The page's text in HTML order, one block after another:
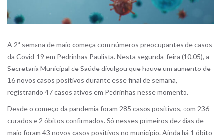
A2ª semana de maio começa com números preocupantes de casos
da Covid-19 em Pedrinhas Paulista. Nesta segunda-feira (10.05), a
Secretaria Municipal de Saúde divulgou que houve um aumento de
16 novos casos positivos durante esse final de semana,
registrando 47 casos ativos em Pedrinhas nesse momento.
Desde o começo da pandemia foram 285 casos positivos, com 236
curados e 2 óbitos confirmados. Só nesses primeiros dez dias de
maio foram 43 novos casos positivos no município.Ainda há 1 óbito